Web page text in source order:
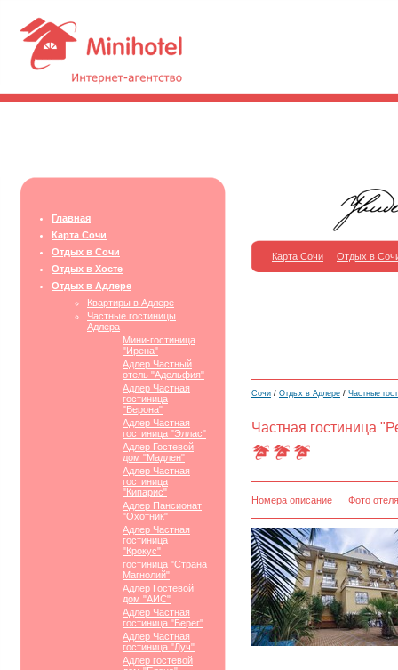
Главная
Карта Сочи
Отдых в Сочи
Отдых в Хосте
Отдых в Адлере
Квартиры в Адлере
Частные гостиницы
Адлера
Мини-гостиница
"Ирена"
Адлер Частный
отель "Адельфия"
Адлер Частная
гостиница
"Верона"
Адлер Частная
гостиница "Эллас"
Адлер Гостевой
дом "Мадлен"
Адлер Частная
гостиница
"Кипарис"
Адлер Пансионат
"Охотник"
Адлер Частная
гостиница
"Крокус"
гостиница "Страна
Магнолий"
Адлер Гостевой
дом "АИС"
Адлер Частная
гостиница "Берег"
Адлер Частная
гостиница "Луч"
Адлер гостевой
Карта Сочи Отдых в
Сочи / Отдых в Адлере / Частные
Частная гостиница
Номера описание Фото отеля